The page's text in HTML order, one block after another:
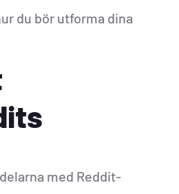
du bör utforma dina
med Reddit-